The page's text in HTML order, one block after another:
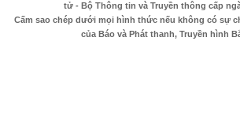
tử - Bộ Thông tin và Truyền thông cấp
Cấm sao chép dưới mọi hình thức nếu không có sự
của Báo và Phát thanh, Truyền hình